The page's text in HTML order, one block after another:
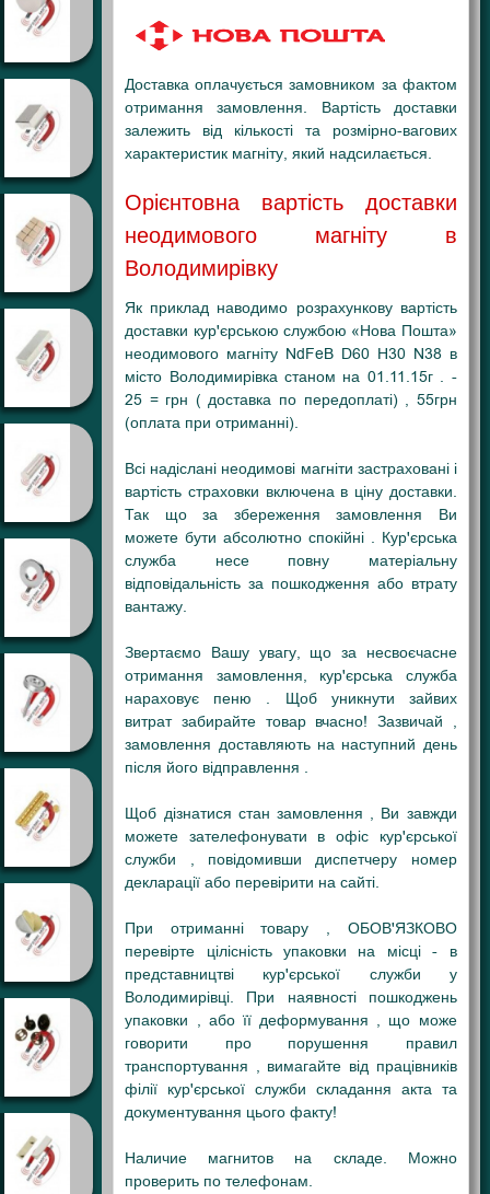
Доставка оплачується замовником за фактом
отримання замовлення. Вартість доставки
залежить від кількості та розмірно-вагових
характеристик магніту, який надсилається.
Орієнтовна вартість доставки
неодимового магніту в
Володимирівку
Як приклад наводимо розрахункову вартість
доставки кур'єрською службою «Нова Пошта»
неодимового магніту NdFeB D60 H30 N38 в
місто Володимирівка станом на 01.11.15г . -
25 = грн ( доставка по передоплаті) , 55грн
(оплата при отриманні).
Всі надіслані неодимові магніти застраховані і
вартість страховки включена в ціну доставки.
Так що за збереження замовлення Ви
можете бути абсолютно спокійні . Кур'єрська
служба несе повну матеріальну
відповідальність за пошкодження або втрату
вантажу.
Звертаємо Вашу увагу, що за несвоєчасне
отримання замовлення, кур'єрська служба
нараховує пеню . Щоб уникнути зайвих
витрат забирайте товар вчасно! Зазвичай ,
замовлення доставляють на наступний день
після його відправлення .
Щоб дізнатися стан замовлення , Ви завжди
можете зателефонувати в офіс кур'єрської
служби , повідомивши диспетчеру номер
декларації або перевірити на сайті.
При отриманні товару , ОБОВ'ЯЗКОВО
перевірте цілісність упаковки на місці - в
представництві кур'єрської служби у
Володимирівці. При наявності пошкоджень
упаковки , або її деформування , що може
говорити про порушення правил
транспортування , вимагайте від працівників
філії кур'єрської служби складання акта та
документування цього факту!
Наличие магнитов на складе. Можно
проверить по телефонам.